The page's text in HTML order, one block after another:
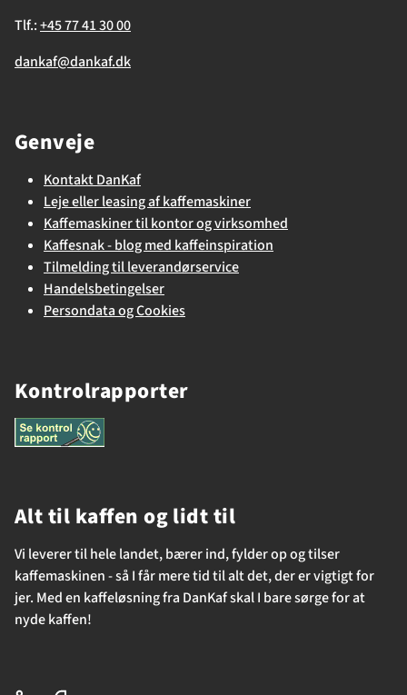
Tlf.:+45 77 41 30 00
dankaf@dankaf.dk
Genveje
Kontakt DanKaf
Leje eller leasing af kaffemaskiner
Kaffemaskiner til kontor og virksomhed
Kaffesnak - blog med kaffeinspiration
Tilmelding til leverandørservice
Handelsbetingelser
Persondata og Cookies
Kontrolrapporter
Alt til kaffen og lidt til
Vi leverer til hele landet, bærer ind, fylder op og tilser
kaffemaskinen - så I får mere tid til alt det, der er vigtigt for
jer. Med en kaffeløsning fra DanKaf skal I bare sørge for at
nyde kaffen!